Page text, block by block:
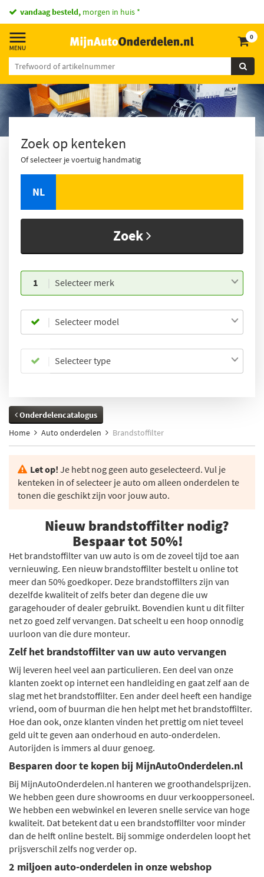
vandaag besteld, morgen in huis *
0
Zoek op kenteken
Of selecteer je voertuig handmatig
NL
Zoek
1 Selecteer merk
Selecteer model
Selecteer type
Onderdelencatalogus
Home
Auto onderdelen Brandstoffilter
Let op! Je hebt nog geen auto geselecteerd. Vul je
kenteken in of selecteer je auto om alleen onderdelen te
tonen die geschikt zijn voor jouw auto.
Nieuw brandstoffilter nodig?
Bespaar tot 50%!
Het brandstoffilter van uw auto is om de zoveel tijd toe aan
vernieuwing. Een nieuw brandstoffilter bestelt u online tot
meer dan 50% goedkoper. Deze brandstoffilters zijn van
dezelfde kwaliteit of zelfs beter dan degene die uw
garagehouder of dealer gebruikt. Bovendien kunt u dit filter
net zo goed zelf vervangen. Dat scheelt u een hoop onnodig
uurloon van die dure monteur.
Zelf het brandstoffilter van uw auto vervangen
Wij leveren heel veel aan particulieren. Een deel van onze
klanten zoekt op internet een handleiding en gaat zelf aan de
slag met het brandstoffilter. Een ander deel heeft een handige
vriend, oom of buurman die hen helpt met het brandstoffilter.
Hoe dan ook, onze klanten vinden het prettig om niet teveel
geld uit te geven aan onderhoud en auto-onderdelen.
Autorijden is immers al duur genoeg.
Besparen door te kopen bij MijnAutoOnderdelen.nl
Bij MijnAutoOnderdelen.nl hanteren we groothandelsprijzen.
We hebben geen dure showrooms en duur verkooppersoneel.
We hebben een webwinkel en leveren snelle service van hoge
kwaliteit. Dat betekent dat u een brandstoffilter voor minder
dan de helft online bestelt. Bij sommige onderdelen loopt het
prijsverschil zelfs nog verder op.
2 miljoen auto-onderdelen in onze webshop